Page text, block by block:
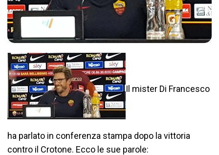
Il mister Di Francesco
ha parlato in conferenza stampa dopo la vittoria
contro il Crotone. Ecco le sue parole: